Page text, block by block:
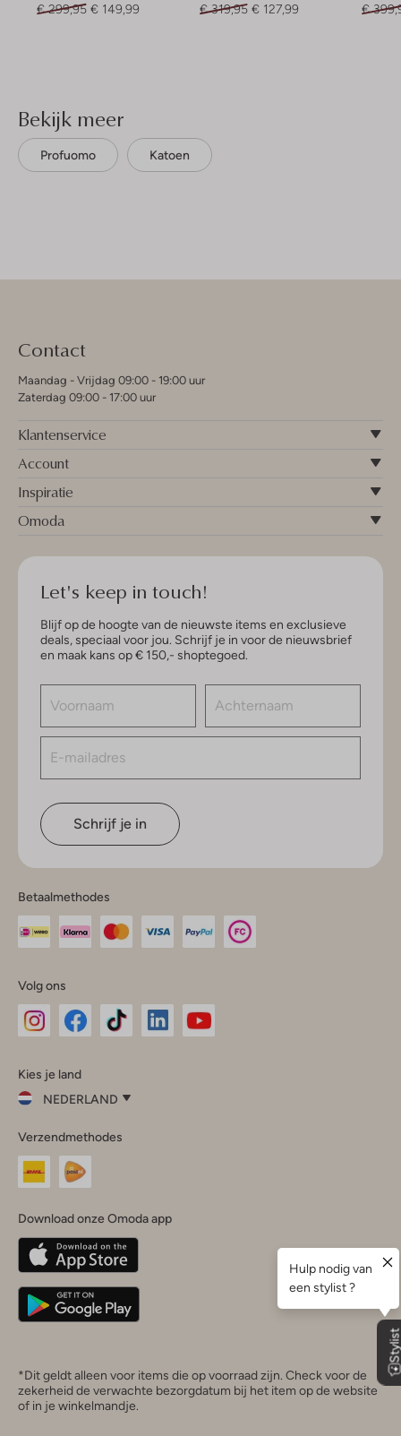
€ 299,95 € 149,99
€ 319,95 € 127,99
€
Bekijk meer
Profuomo Katoen
Contact
Maandag - Vrijdag 09:00 - 19:00 uur
Zaterdag 09:00 - 17:00 uur
Klantenservice
Account
Inspiratie
Omoda
Let's keep in touch!
Blijf op de hoogte van de nieuwste items en exclusieve
deals, speciaal voor jou. Schrijf je in voor de nieuwsbrief
en maak kans op € 150,- shoptegoed.
Schrijf je in
Betaalmethodes
Volg ons
InstagramFacebook
Kies je land
NEDERLAND
je
land
Nederland
Belgique(Français)
Deutschland
Verzendmethodes
Download onze Omoda app
*Dit geldt alleen voor items die op voorraad zijn. Check voor de
zekerheid de verwachte bezorgdatum bij het item op de website
of in je winkelmandje.